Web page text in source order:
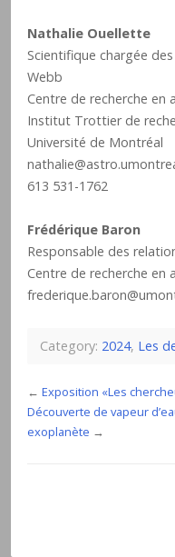
Nathalie Ouellette
Scientifique chargée
Webb
Centre de recherche en
Institut Trottier de
Université de Montréal
613 531-1762
Frédérique Baron
Responsable des
Centre de recherche en
Category: 2024, Les
← Exposition «Les
Découverte de vapeur
exoplanète →